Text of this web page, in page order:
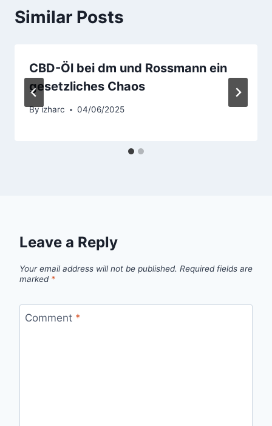
Similar Posts
CBD-Öl bei dm und Rossmann ein
gesetzliches Chaos
Byizharc 04/06/2025
Leave a Reply
Your email address will not be published. Required fields are
marked *
Comment *